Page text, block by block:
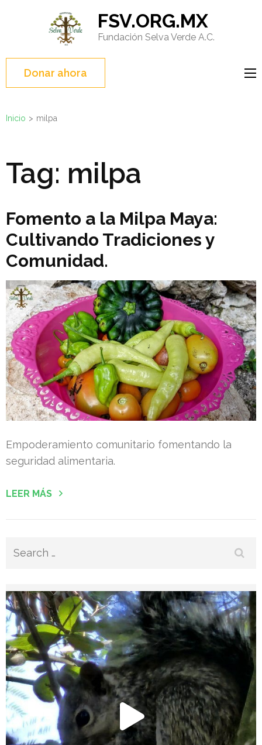
(presione
Entrar)
FSV.ORG.MX
Fundación Selva Verde A.C.
Donar ahora
Inicio > milpa
Tag: milpa
Fomento a la Milpa Maya:
Cultivando Tradiciones y
Comunidad.
Empoderamiento comunitario fomentando la
seguridad alimentaria.
LEER MÁS
Search